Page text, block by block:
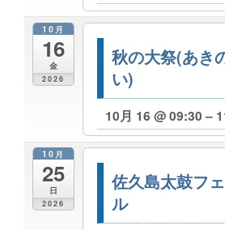
10月
16
金
2026
秋の大祭(あき
い)
10月 16 @ 09:30 –
10月
25
日
2026
佐久島太鼓フ
ル